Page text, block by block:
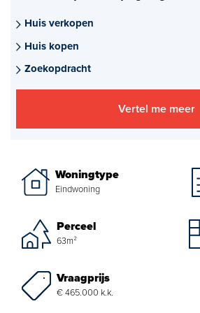
Aankoopmakelaar nieuwbouw
Hypotheekadvies
Projectadvies
Ons Team
Over Van Daal
Klantbeoordelingen
Vacatures
Huis verkopen
Huis kopen
Zoekopdracht
Vertel me meer
Woningtype
Eindwoning
Perceel
63m²
Vraagprijs
€ 465.000 k.k.